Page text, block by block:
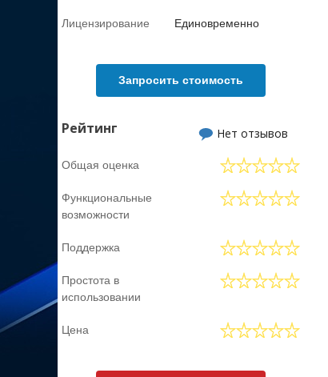
Лицензирование Единовременно
Запросить стоимость
Рейтинг Нет отзывов
Общая оценка
Функциональные
возможности
Поддержка
Простота в
использовании
Цена